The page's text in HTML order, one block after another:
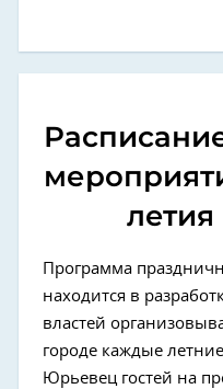
Программа
находится в
властей
городе каждые
Юрьевец гостей на